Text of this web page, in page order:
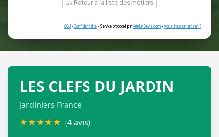
ou
Retour à la liste des métiers
CGU -
LES CLEFS DU JARDIN
Jardiniers France
★★★★★ (4 avis)